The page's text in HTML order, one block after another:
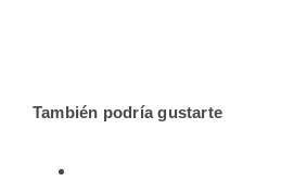
También podría gustarte